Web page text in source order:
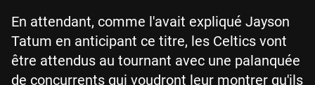
En attendant, comme l'avait expliqué Jayson
Tatum en anticipant ce titre, les Celtics vont
être attendus au tournant avec une palanquée
de concurrents qui voudront leur montrer qu'ils